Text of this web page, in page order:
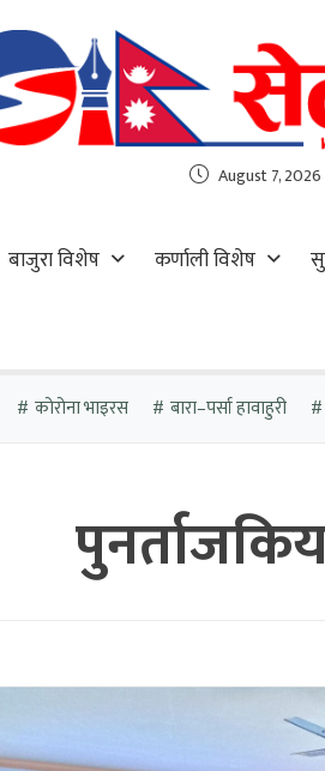
August 7, 2026
बाजुरा विशेष कर्णाली विशेष
कोरोना भाइरस बारा–पर्सा हावाहुरी